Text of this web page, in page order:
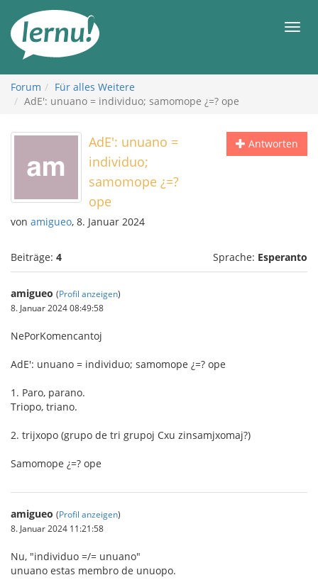
Inhalt
Forum
Für alles Weitere
AdE': unuano = individuo; samomope ¿=? ope
Antworten
AdE': unuano =
individuo;
samomope ¿=?
ope
von amigueo, 8. Januar 2024
Beiträge: 4 Sprache: Esperanto
amigueo (Profil anzeigen)
8. Januar 2024 08:49:58
NePorKomencantoj
AdE': unuano = individuo; samomope ¿=? ope
1. Paro, parano.
Triopo, triano.
2. trijxopo (grupo de tri grupoj Cxu zinsamjxomaj?)
Samomope ¿=? ope
amigueo (Profil anzeigen)
8. Januar 2024 11:21:58
Nu, "individuo =/= unuano"
unuano estas membro de unuopo.